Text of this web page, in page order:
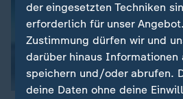
der eingesetzten Techniken
erforderlich für unser
Zustimmung dürfen wir und
darüber hinaus Informationen
speichern und/oder abrufen.
deine Daten ohne deine